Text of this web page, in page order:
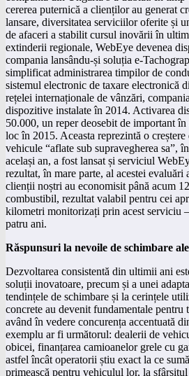
cererea puternică a clienților au generat
lansare, diversitatea serviciilor oferite și
de afaceri a stabilit cursul inovării în
extinderii regionale, WebEye devenea
compania lansându-și soluția e-
simplificat administrarea timpilor de
sistemul electronic de taxare electronică
rețelei internaționale de vânzări,
dispozitive instalate în 2014. Activarea
50.000, un reper deosebit de important
loc în 2015. Aceasta reprezintă o
vehicule “aflate sub supravegherea sa”,
același an, a fost lansat și serviciul
rezultat, în mare parte, al acestei evaluări
clienții noștri au economisit până acum
combustibil, rezultat valabil pentru cei
kilometri monitorizați prin acest serviciu
patru ani.
Răspunsuri la nevoile de schimbare
Dezvoltarea consistentă din ultimii ani
soluții inovatoare, precum și a unei
tendințele de schimbare și la cerințele
concrete au devenit fundamentale pentru
având în vedere concurența accentuată
exemplu ar fi următorul: dealerii de
obicei, finanțarea camioanelor grele cu
astfel încât operatorii știu exact la ce
primească pentru vehiculul lor, la